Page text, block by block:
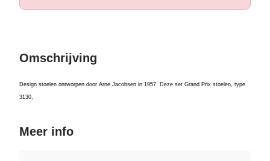
Omschrijving
Design stoelen ontworpen door Arne Jacobsen in 1957. Deze set Grand Prix stoelen, type
3130,
Meer info